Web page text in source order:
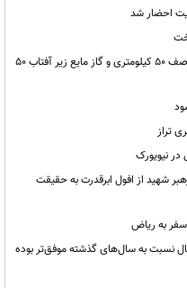
احضار شد
ریمـدان در آستانه بحران؛ ۳ هزار کامیون قفل، صف ۵۰ کیلومتری و گاز مایع زیر آفتاب ۵۰
نیویورک
شهید از افول ابرقدرت به حقیقت
به ریاض
نسبت به سال‌های گذشته موفق‌تر بوده